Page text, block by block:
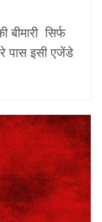
सिर्फ
पास इसी एजेंडे